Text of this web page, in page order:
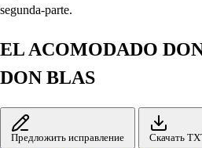
segunda-parte.
EL ACOMODADO
DON BLAS
Предложить исправление Скачать